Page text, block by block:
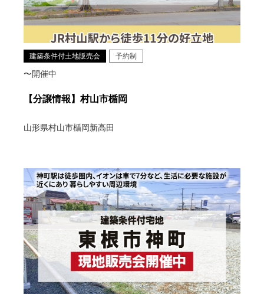
建築条件付土地販売会 予約制
〜開催中
【分譲情報】村山市楯岡
山形県村山市楯岡新高田